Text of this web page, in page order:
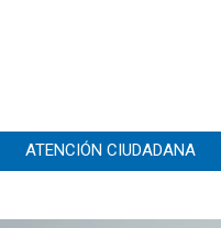
ATENCIÓN CIUDADANA